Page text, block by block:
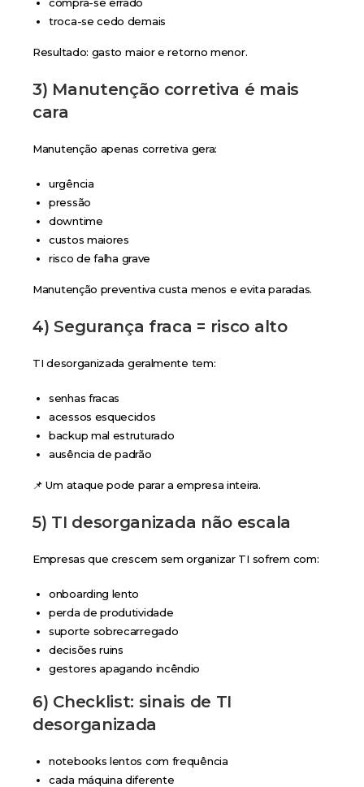
troca-se cedo demais
Resultado: gasto maior e retorno menor.
3) Manutenção corretiva é mais
cara
Manutenção apenas corretiva gera:
urgência
pressão
downtime
custos maiores
risco de falha grave
Manutenção preventiva custa menos e evita paradas.
4) Segurança fraca = risco alto
TI desorganizada geralmente tem:
senhas fracas
acessos esquecidos
backup mal estruturado
ausência de padrão
📌 Um ataque pode parar a empresa inteira.
5) TI desorganizada não escala
Empresas que crescem sem organizar TI sofrem com:
onboarding lento
perda de produtividade
suporte sobrecarregado
decisões ruins
gestores apagando incêndio
6) Checklist: sinais de TI
desorganizada
notebooks lentos com frequência
cada máquina diferente